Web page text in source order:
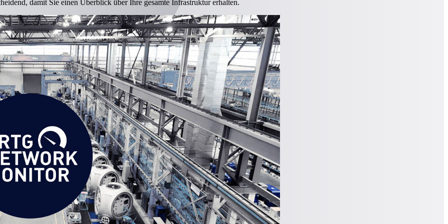
damit Sie einen Überblick über Ihre gesamte Infrastruktur erhalten.